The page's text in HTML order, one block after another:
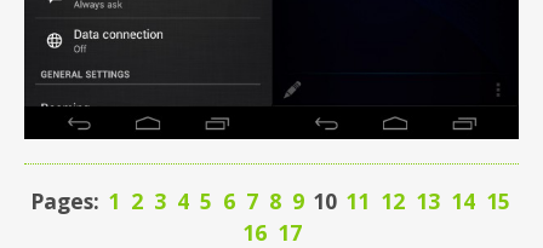
Pages: 1 2 3 4 5 6 7 8 9 10 11 12 13 14 15
16 17